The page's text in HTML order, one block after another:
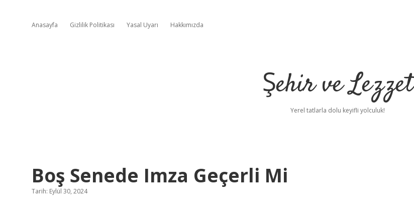
Anasayfa Gizlilik Politikası Yasal Uyarı Hakkımızda
Şehir ve Lezzet
Yerel tatlarla dolu keyifli yolculuk!
Boş Senede Imza Geçerli Mi
Tarih: Eylül 30, 2024